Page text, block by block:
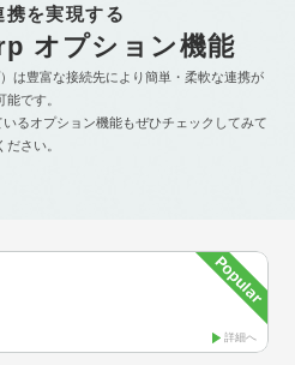
携を実現する
オプション機能
は豊富な接続先により簡単・柔軟な連携が
能です。
いるオプション機能もぜひチェックしてみて
ださい。
詳細へ